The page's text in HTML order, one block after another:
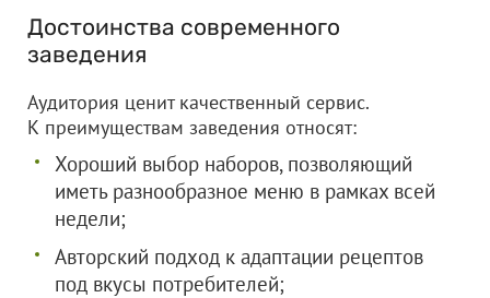
Достоинства современного
заведения
Аудитория ценит качественный сервис.
К преимуществам заведения относят:
Хороший выбор наборов, позволяющий
иметь разнообразное меню в рамках всей
недели;
Авторский подход к адаптации рецептов
под вкусы потребителей;